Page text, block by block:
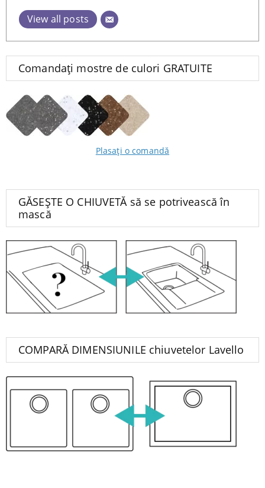
View all posts
Comandați mostre de culori GRATUITE
Plasați o comandă
GĂSEȘTE O CHIUVETĂ să se potrivească în
mască
COMPARĂ DIMENSIUNILE chiuvetelor Lavello